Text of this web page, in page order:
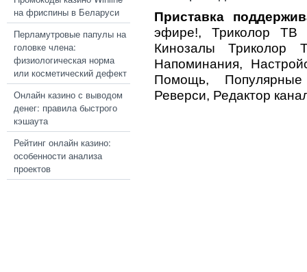
на фриспины в Беларуси
Перламутровые папулы на
головке члена:
физиологическая норма
или косметический дефект
Онлайн казино с выводом
денег: правила быстрого
кэшаута
Рейтинг онлайн казино:
особенности анализа
проектов
Приставка
эфире!, Триколор ТВ
Кинозалы Триколор
Напоминания,
Помощь,
Реверси, Редактор